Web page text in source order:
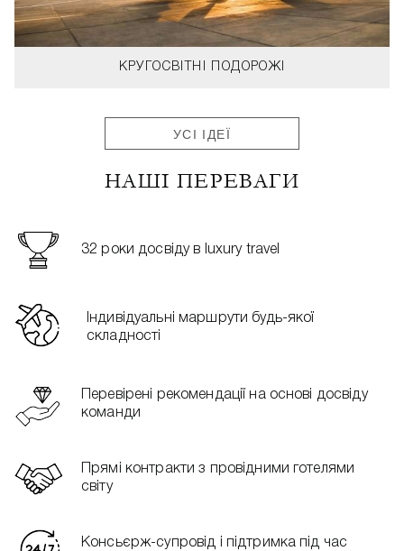
КРУГОСВІТНІ ПОДОРОЖІ
УСІ ІДЕЇ
НАШІ ПЕРЕВАГИ
32 роки досвіду в luxury travel
Індивідуальні маршрути будь-якої
складності
Перевірені рекомендації на основі досвіду
команди
Прямі контракти з провідними готелями
світу
Консьєрж-супровід і підтримка під час